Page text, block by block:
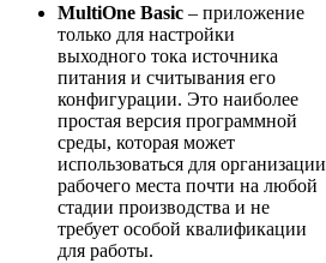
MultiOne Basic – приложение
только для настройки
выходного тока источника
питания и считывания его
конфигурации. Это наиболее
простая версия программной
среды, которая может
использоваться для организации
рабочего места почти на любой
стадии производства и не
требует особой квалификации
для работы.